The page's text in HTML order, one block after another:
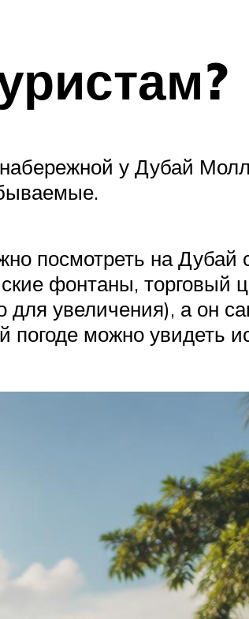
у Дубай
посмотреть на
фонтаны, торговый
для увеличения), а он
можно увидеть